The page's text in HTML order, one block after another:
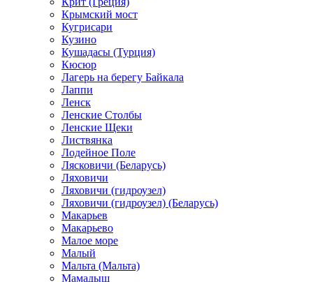
Крымский мост
Кугрисари
Кузино
Кушадасы (Турция)
Кюсюр
Лагерь на берегу Байкала
Лаппи
Ленск
Ленские Столбы
Ленские Щеки
Листвянка
Лодейное Поле
Лясковичи (Беларусь)
Ляховичи
Ляховичи (гидроузел)
Ляховичи (гидроузел) (Беларусь)
Макарьев
Макарьево
Малое море
Малый
Мальта (Мальта)
Мамадыш